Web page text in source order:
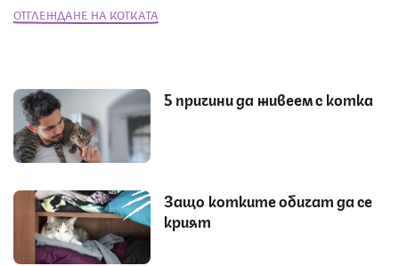
ОТГЛЕЖДАНЕ НА КОТКАТА
5 причини да живеем с котка
Защо котките обичат да се
крият